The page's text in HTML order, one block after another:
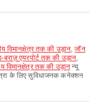
विमानक्षेत्र तक की उड़ान,जॉन
एयरपोर्ट तक की उड़ान,
विमानक्षेत्र तक की उड़ानन्यू
के लिए सुविधाजनक कनेक्शन